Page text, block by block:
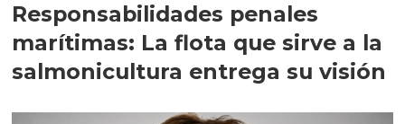
Responsabilidades penales
marítimas: La flota que sirve a la
salmonicultura entrega su visión